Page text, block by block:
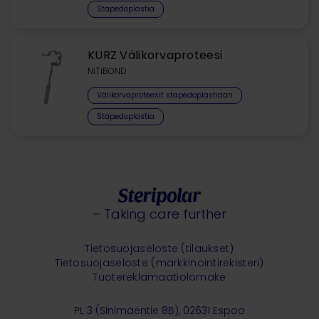
Stapedoplastia
KURZ Välikorvaproteesi
NiTiBOND
Välikorvaproteesit stapedoplastiaan
Stapedoplastia
– Taking care further
PL 3 (Sinimäentie 8B), 02631 Espoo
Tietosuojaseloste (tilaukset)
Tietosuojaseloste (markkinointirekisteri)
Tuotereklamaatiolomake